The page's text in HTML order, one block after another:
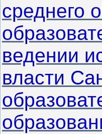
среднего
ведении
власти